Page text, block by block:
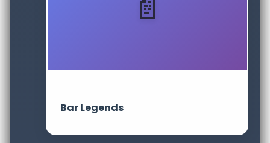
Bar Legends